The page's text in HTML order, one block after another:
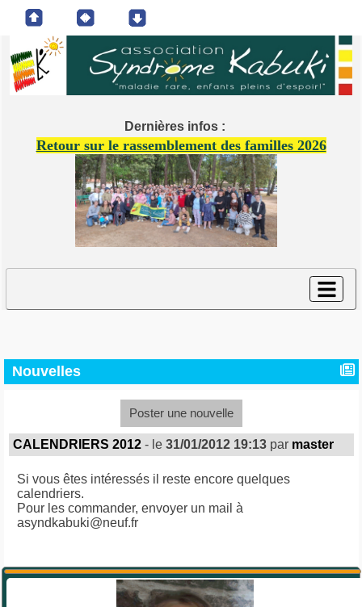
Dernières infos :
Retour sur le rassemblement des familles 2026
Nouvelles
Poster une nouvelle
CALENDRIERS 2012 - le 31/01/2012 19:13par master
Si vous êtes intéressés il reste encore quelques
calendriers.
Pour les commander, envoyer un mail à
asyndkabuki@neuf.fr